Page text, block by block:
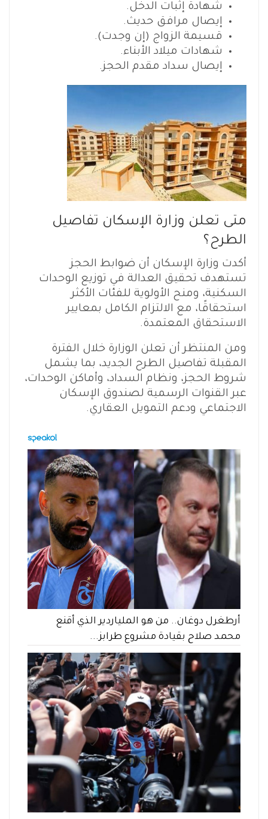
شهادة إثبات الدخل.
إيصال مرافق حديث.
قسيمة الزواج (إن وجدت).
شهادات ميلاد الأبناء.
إيصال سداد مقدم الحجز.
متى تعلن وزارة الإسكان تفاصيل
الطرح؟
أكدت وزارة الإسكان أن ضوابط الحجز
تستهدف تحقيق العدالة في توزيع الوحدات
السكنية، ومنح الأولوية للفئات الأكثر
استحقاقًا، مع الالتزام الكامل بمعايير
الاستحقاق المعتمدة.
ومن المنتظر أن تعلن الوزارة خلال الفترة
المقبلة تفاصيل الطرح الجديد، بما يشمل
شروط الحجز، ونظام السداد، وأماكن الوحدات،
عبر القنوات الرسمية لصندوق الإسكان
الاجتماعي ودعم التمويل العقاري.
أرطغرل دوغان.. من هو الملياردير الذي أقنع
محمد صلاح بقيادة مشروع طرابز...